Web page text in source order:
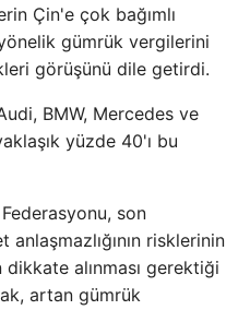
Çin'e çok bağımlı
gümrük vergilerini
görüşünü dile getirdi.
BMW, Mercedes ve
yüzde 40'ı bu
son
anlaşmazlığının risklerinin
dikkate alınması gerektiği
artan gümrük